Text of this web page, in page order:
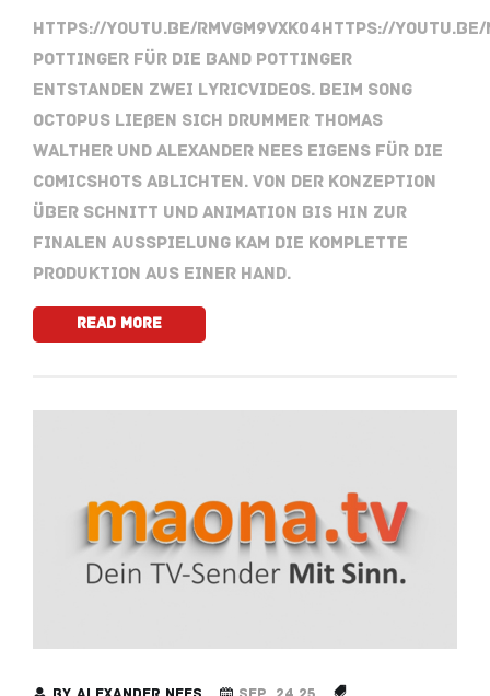
https://youtu.be/rmvGm9vxk04https://youtu.be/
Pottinger Für die Band Pottinger
entstanden zwei Lyricvideos. Beim Song
Octopus ließen sich Drummer Thomas
Walther und Alexander Nees eigens für die
Comicshots ablichten. Von der Konzeption
über Schnitt und Animation bis hin zur
finalen Ausspielung kam die komplette
Produktion aus einer Hand.
Read More